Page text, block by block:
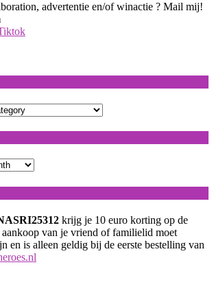
advertentie en/of winactie ? Mail mij!
krijg je 10 euro korting op de
aankoop van je vriend of familielid moet
en is alleen geldig bij de eerste bestelling van